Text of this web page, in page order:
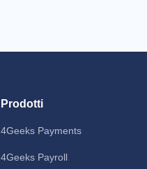
Prodotti
4Geeks Payments
4Geeks Payroll